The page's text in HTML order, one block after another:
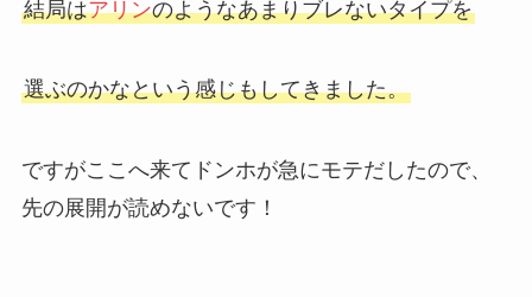
結局はアリンのようなあまりブレないタイプを
選ぶのかなという感じもしてきました。
ですがここへ来てドンホが急にモテだしたので、
先の展開が読めないです！